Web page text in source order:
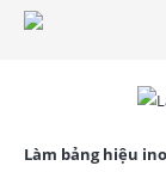
Làm bảng hiệu